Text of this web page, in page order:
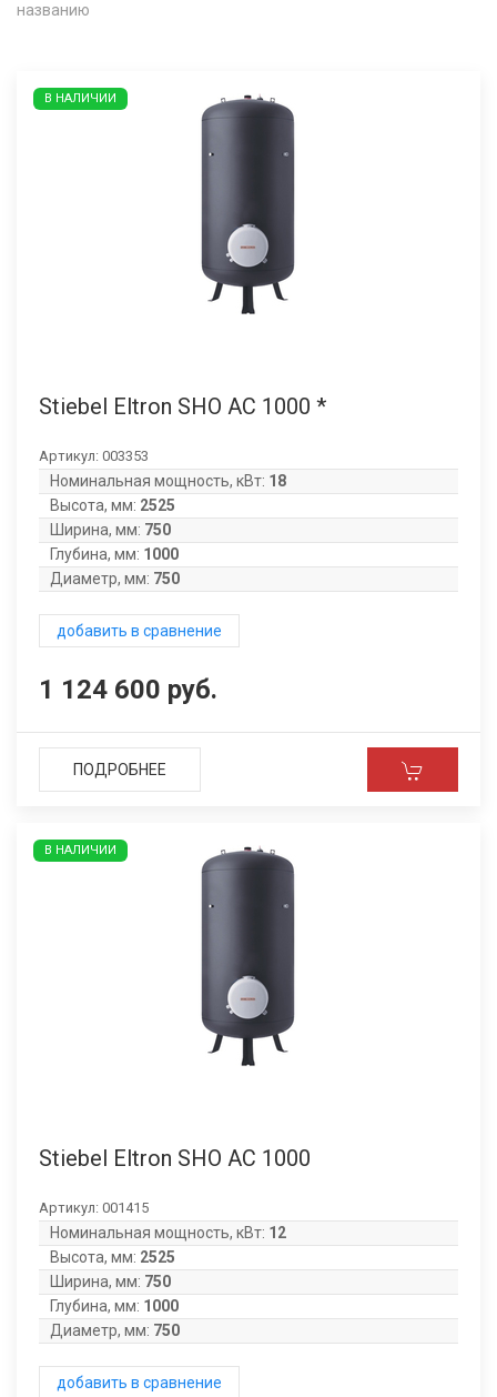
названию
Stiebel Eltron SHO AC 1000 *
Артикул: 003353
Номинальная мощность, кВт: 18
Высота, мм: 2525
Ширина, мм: 750
Глубина, мм: 1000
Диаметр, мм: 750
добавить в сравнение
1 124 600 руб.
В НАЛИЧИИ
ПОДРОБНЕЕ
Stiebel Eltron SHO AC 1000
Артикул: 001415
Номинальная мощность, кВт: 12
Высота, мм: 2525
Ширина, мм: 750
Глубина, мм: 1000
Диаметр, мм: 750
добавить в сравнение
В НАЛИЧИИ